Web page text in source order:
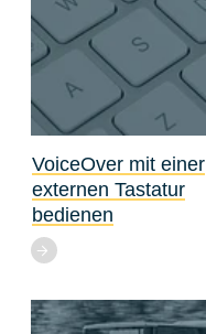
VoiceOver mit einer
externen Tastatur
bedienen